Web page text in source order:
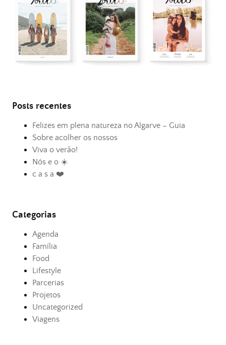
Posts recentes
Felizes em plena natureza no Algarve – Guia
Sobre acolher os nossos
Viva o verão!
Nós e o ☀️
c a s a ❤️
Categorias
Agenda
Família
Food
Lifestyle
Parcerias
Projetos
Uncategorized
Viagens